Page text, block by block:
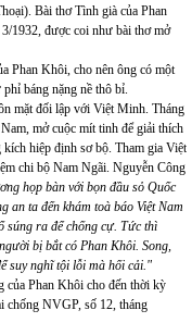
Bài thơ Tình già của Phan
1932, được coi như bài thơ mở
Phan Khôi, cho nên ông có một
báng nặng nề thô bỉ.
mặt đối lập với Việt Minh. Tháng
mở cuộc mít tinh để giải thích
hiệp định sơ bộ. Tham gia Việt
chi bộ Nam Ngãi. Nguyễn Công
họp bàn với bọn đầu sỏ Quốc
an ta đến khám toà báo Việt Nam
súng ra để chống cự. Tức thì
bị bắt có Phan Khôi. Song,
suy nghĩ tội lỗi mà hối cải."
của Phan Khôi cho đến thời kỳ
chống NVGP, số 12, tháng